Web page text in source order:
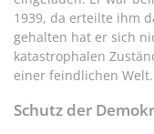
1939, da erteilte ihm
gehalten hat er sich
katastrophalen
einer feindlichen Welt.
Schutz der